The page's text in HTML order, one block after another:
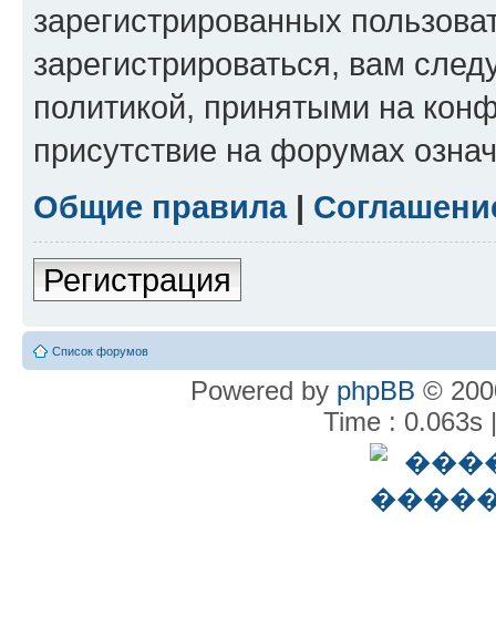
зарегистрированных
зарегистрироваться, вам
политикой, принятыми на
присутствие на форумах
Общие правила|
Регистрация
Список форумов
Powered by phpBB ©
Time : 0.063s